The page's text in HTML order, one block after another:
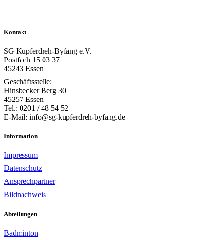
Kontakt
SG Kupferdreh-Byfang e.V.
Postfach 15 03 37
45243 Essen
Geschäftsstelle:
Hinsbecker Berg 30
45257 Essen
Tel.: 0201 / 48 54 52
E-Mail: info@sg-kupferdreh-byfang.de
Information
Impressum
Datenschutz
Ansprechpartner
Bildnachweis
Abteilungen
Badminton